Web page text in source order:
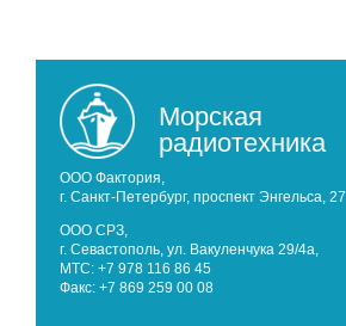
Морская
радиотехника
ООО Фактория,
г. Санкт-Петербург, проспект Энгельса, 27
ООО СРЗ,
г. Севастополь, ул. Вакуленчука 29/4а,
МТС: +7 978 116 86 45
Факс: +7 869 259 00 08